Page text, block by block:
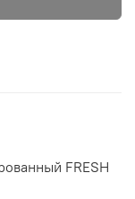
FRESH